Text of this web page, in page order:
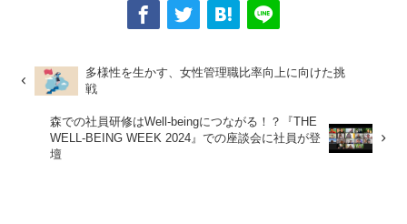
多様性を生かす、女性管理職比率向上に向けた挑
戦
森での社員研修はWell-beingにつながる！？『THE
WELL-BEING WEEK 2024』での座談会に社員が登
壇